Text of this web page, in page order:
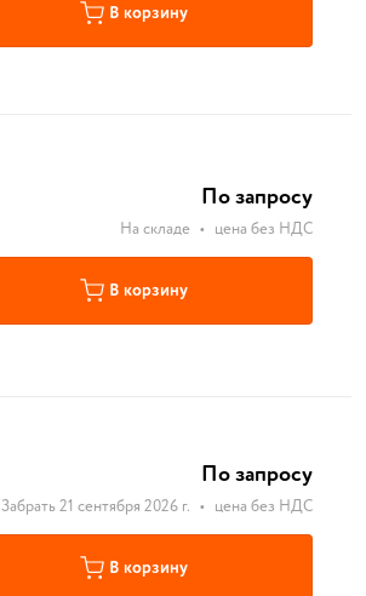
В корзину
По запросу
На складе • цена без НДС
В корзину
По запросу
Забрать 21 сентября 2026 г. • цена без НДС
В корзину